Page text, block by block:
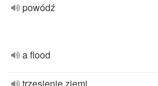
powódź
a flood